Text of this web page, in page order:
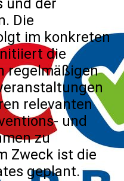
und der
Die
im konkreten
die
regelmäßigen
relevanten
und
zu
Zweck ist die
geplant.